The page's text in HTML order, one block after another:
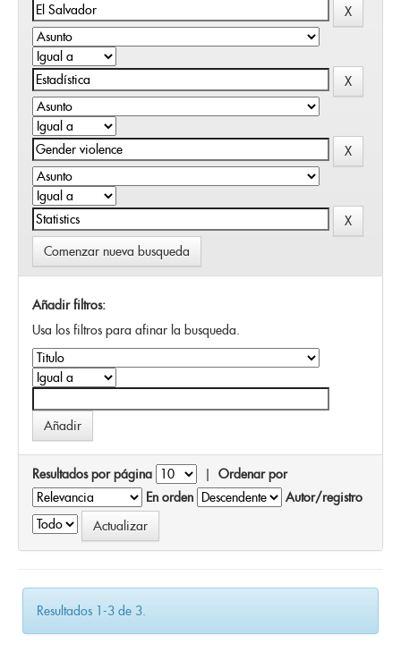
Comenzar nueva busqueda
Añadir filtros:
Usa los filtros para afinar la busqueda.
Resultados por página | Ordenar por
En orden
Autor/registro
Resultados 1-3 de 3.